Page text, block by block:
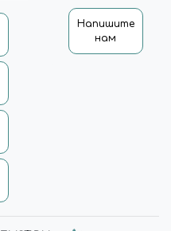
Напишите
нам